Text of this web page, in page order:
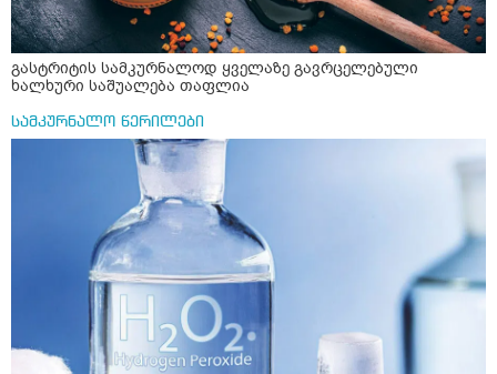
გასტრიტის სამკურნალოდ ყველაზე გავრცელებული
ხალხური საშუალება თაფლია
სამკურნალო წერილები